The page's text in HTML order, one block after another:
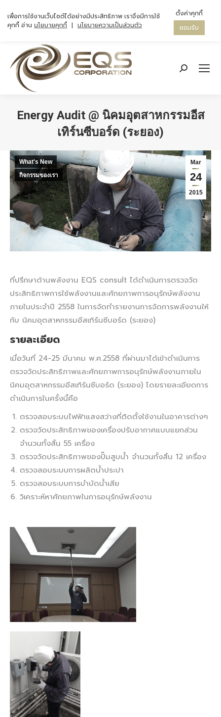
Search:
Energy Audit @ นิคมอุตสาหกรรมอีส
เทิร์นซีบอร์ด (ระยอง)
Mar
24
2015
What's New
กิจกรรมของเรา
ที่ปรึกษาด้านพลังงาน EQS consult ได้ดำเนินการตรวจวัด
ประสิทธิภาพการใช้พลังงานและศักยภาพการอนุรักษ์พลังงาน
ภายในประจำปี 2558 ในการจัดทำรายงานการจัดการพลังงานให้
กับ นิคมอุตสาหกรรมอีสเทิร์นซีบอร์ด (ระยอง)
รายละเอียด
เมื่อวันที่ 24-25 มีนาคม พ.ศ.2558 ที่ผ่านมาได้เข้าดำเนินการ
ตรวจวัดประสิทธิภาพและศักยภาพการอนุรักษ์พลังงานภายใน
นิคมอุตสาหกรรมอีสเทิร์นซีบอร์ด (ระยอง) โดยรายละเอียดการ
ดำเนินการในครั้งนี้คือ
ตรวจสอบระบบไฟฟ้าแสงสว่างที่ติดตั้งใช้งานในอาคารต่างๆ
ตรวจวัดประสิทธิภาพของเครื่องปรับอากาศแบบแยกส่วน
จำนวนทั้งสิ้น 55 เครื่อง
ตรวจวัดประสิทธิภาพของปั๊มสูบน้ำ จำนวนทั้งสิ้น 12 เครื่อง
ตรวจสอบระบบการผลิตน้ำประปา
ตรวจสอบระบบการบำบัดน้ำเสีย
วิเคราะห์หาศักยภาพในการอนุรักษ์พลังงาน
เพื่อการใช้งานเว็บไซต์ได้อย่างมีประสิทธิภาพ เราจึงมีการใช้
คุกกี้ อ่าน นโยบายคุกกี้ | นโยบายความเป็นส่วนตัว
ตั้งค่าคุกกี้
ยอมรับ